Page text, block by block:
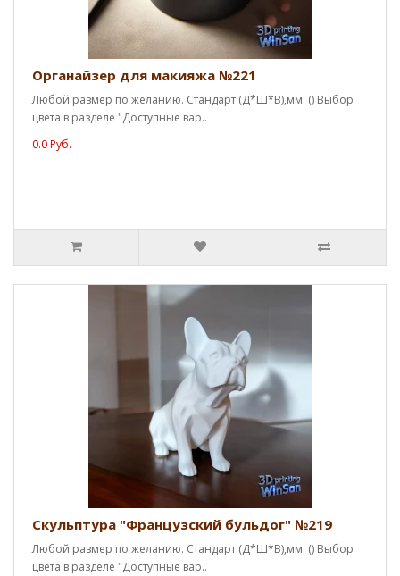
Органайзер для макияжа №221
Любой размер по желанию. Стандарт (Д*Ш*В),мм: () Выбор
цвета в разделе "Доступные вар..
0.0 Руб.
Скульптура "Французский бульдог" №219
Любой размер по желанию. Стандарт (Д*Ш*В),мм: () Выбор
цвета в разделе "Доступные вар..